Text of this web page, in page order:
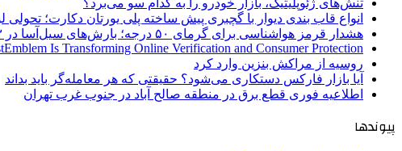
انواع قاب بندی دیوار با گچبری پیش ساخته پلی یورتان دکارت؛
هشدار قرمز هواشناسی برای گرمای ۵۰ درجه؛ بارش‌های سیل‌آسا در ۳ استان
Is Transforming Online Verification and Consumer Protection
روسیه از مراکش بنزین وارد کرد
آیا بازار فارکس دستکاری می‌شود؟ حقیقتی که هر معامله‌گر باید بداند
اطلاعیه فوری قطع برق در منطقه صالح آباد در جنوب غرب تهران
پیوندها